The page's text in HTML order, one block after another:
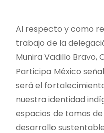
Al respecto y como
trabajo de la
Munira Vadillo Bravo,
Participa México
será el
nuestra identidad
espacios de tomas
desarrollo